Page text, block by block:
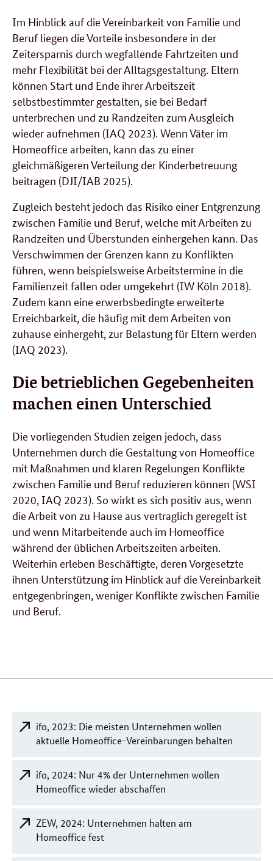
Im Hinblick auf die Vereinbarkeit von Familie und
Beruf liegen die Vorteile insbesondere in der
Zeitersparnis durch wegfallende Fahrtzeiten und
mehr Flexibilität bei der Alltagsgestaltung. Eltern
können Start und Ende ihrer Arbeitszeit
selbstbestimmter gestalten, sie bei Bedarf
unterbrechen und zu Randzeiten zum Ausgleich
wieder aufnehmen (IAQ 2023). Wenn Väter im
Homeoffice arbeiten, kann das zu einer
gleichmäßigeren Verteilung der Kinderbetreuung
beitragen (DJI/IAB 2025).
Zugleich besteht jedoch das Risiko einer Entgrenzung
zwischen Familie und Beruf, welche mit Arbeiten zu
Randzeiten und Überstunden einhergehen kann. Das
Verschwimmen der Grenzen kann zu Konflikten
führen, wenn beispielsweise Arbeitstermine in die
Familienzeit fallen oder umgekehrt (IW Köln 2018).
Zudem kann eine erwerbsbedingte erweiterte
Erreichbarkeit, die häufig mit dem Arbeiten von
zuhause einhergeht, zur Belastung für Eltern werden
(IAQ 2023).
Die betrieblichen Gegebenheiten
machen einen Unterschied
Die vorliegenden Studien zeigen jedoch, dass
Unternehmen durch die Gestaltung von Homeoffice
mit Maßnahmen und klaren Regelungen Konflikte
zwischen Familie und Beruf reduzieren können (WSI
2020, IAQ 2023). So wirkt es sich positiv aus, wenn
die Arbeit von zu Hause aus vertraglich geregelt ist
und wenn Mitarbeitende auch im Homeoffice
während der üblichen Arbeitszeiten arbeiten.
Weiterhin erleben Beschäftigte, deren Vorgesetzte
ihnen Unterstützung im Hinblick auf die Vereinbarkeit
entgegenbringen, weniger Konflikte zwischen Familie
und Beruf.
ifo, 2023: Die meisten Unternehmen wollen
aktuelle Homeoffice-Vereinbarungen behalten
ifo, 2024: Nur 4% der Unternehmen wollen
Homeoffice wieder abschaffen
ZEW, 2024: Unternehmen halten am
Homeoffice fest